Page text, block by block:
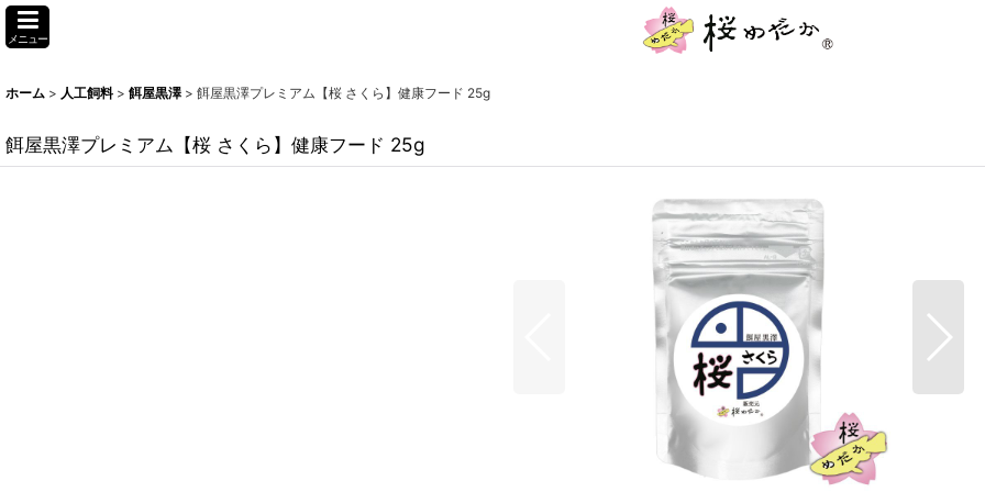
メニュー
ホーム > 人工飼料 > 餌屋黒澤 > 餌屋黒澤プレミアム【桜 さくら】健康フード 25g
餌屋黒澤プレミアム【桜 さくら】健康フード 25g